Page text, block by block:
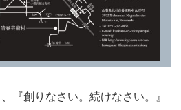
『創りなさい。続けなさい。』